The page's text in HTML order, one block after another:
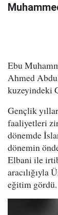
Ebu
Ahmed
kuzeyindeki
Gençlik
faaliyetleri
dönemde
dönemin
Elbani ile
aracılığıyla
eğitim gördü.